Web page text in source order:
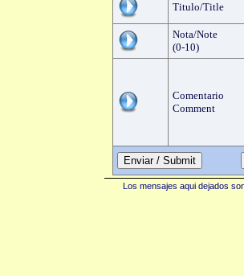
Titulo/Title
Nota/Note
(0-10)
Comentario
Comment
Enviar / Submit
Los mensajes aqui dejados